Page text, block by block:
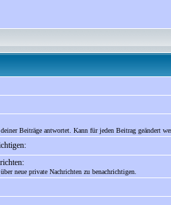
Beiträge antwortet. Kann für jeden Beitrag geändert
neue private Nachrichten zu benachrichtigen.